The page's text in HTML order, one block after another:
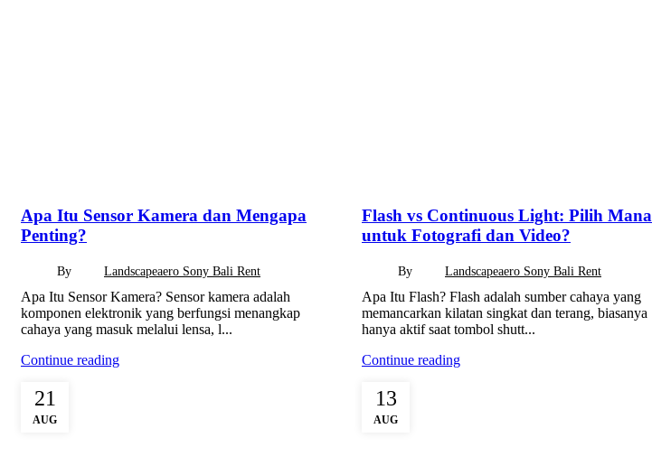
Apa Itu Sensor Kamera dan Mengapa
Penting?
By Landscapeaero Sony Bali Rent
Apa Itu Sensor Kamera? Sensor kamera adalah
komponen elektronik yang berfungsi menangkap
cahaya yang masuk melalui lensa, l...
Continue reading
Flash vs Continuous Light: Pilih Mana
untuk Fotografi dan Video?
By Landscapeaero Sony Bali Rent
Apa Itu Flash? Flash adalah sumber cahaya yang
memancarkan kilatan singkat dan terang, biasanya
hanya aktif saat tombol shutt...
Continue reading
21
AUG
13
AUG